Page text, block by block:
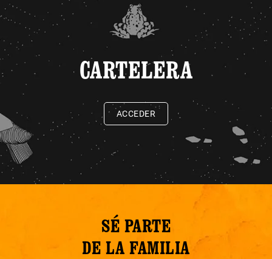
CARTELERA
ACCEDER
SÉ PARTE
DE LA FAMILIA